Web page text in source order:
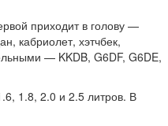
приходит в голову —
кабриолет, хэтчбек,
— KKDB, G6DF, G6DE,
1.8, 2.0 и 2.5 литров. В